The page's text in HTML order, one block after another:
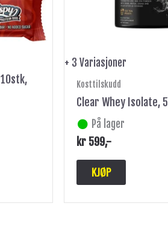
+ 3 Variasjoner
Kosttilskudd
Clear Whey Isolate,
På lager
kr 599,-
KJØP
på